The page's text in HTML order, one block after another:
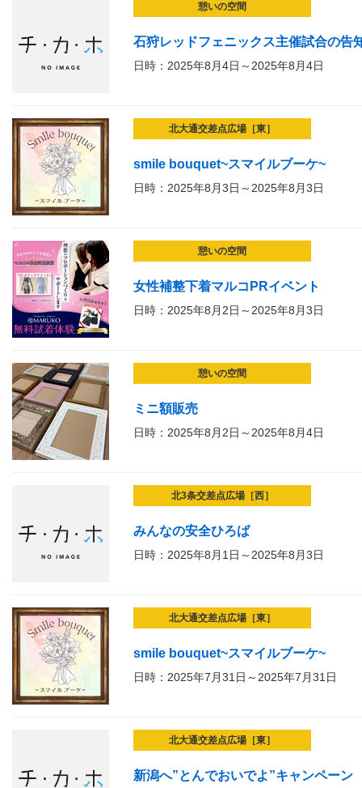
憩いの空間
石狩レッドフェニックス主催試合の告
日時：2025年8月4日～2025年8月4日
北大通交差点広場［東］
smile bouquet~スマイルブーケ~
日時：2025年8月3日～2025年8月3日
憩いの空間
女性補整下着マルコPRイベント
日時：2025年8月2日～2025年8月3日
憩いの空間
ミニ額販売
日時：2025年8月2日～2025年8月4日
北3条交差点広場［西］
みんなの安全ひろば
日時：2025年8月1日～2025年8月3日
北大通交差点広場［東］
smile bouquet~スマイルブーケ~
日時：2025年7月31日～2025年7月31日
北大通交差点広場［東］
新潟へ”とんでおいでよ”キャンペーン